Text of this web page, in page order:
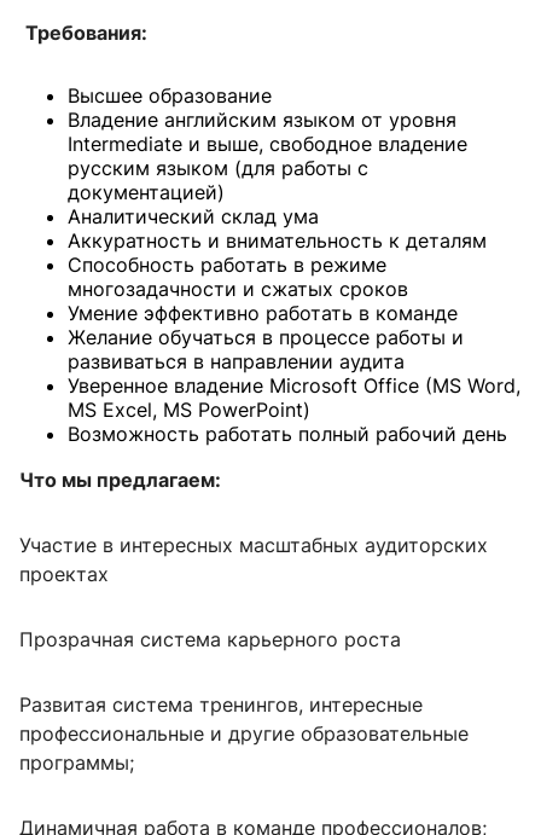
Требования:
Высшее образование
Владение английским языком от уровня
Intermediate и выше, свободное владение
русским языком (для работы с
документацией)
Аналитический склад ума
Аккуратность и внимательность к деталям
Способность работать в режиме
многозадачности и сжатых сроков
Умение эффективно работать в команде
Желание обучаться в процессе работы и
развиваться в направлении аудита
Уверенное владение Microsoft Office (MS Word,
MS Excel, MS PowerPoint)
Возможность работать полный рабочий день
Что мы предлагаем:
Участие в интересных масштабных аудиторских
проектах
Прозрачная система карьерного роста
Развитая система тренингов, интересные
профессиональные и другие образовательные
программы;
Динамичная работа в команде профессионалов;